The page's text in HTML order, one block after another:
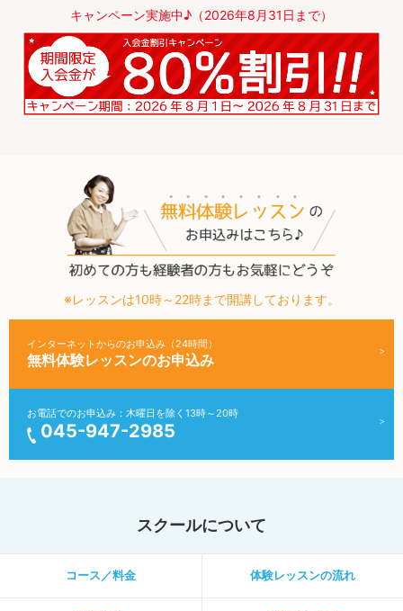
キャンペーン実施中♪（2026年8月31日まで）
※レッスンは10時～22時まで開講しております。
インターネットからのお申込み（24時間）
無料体験レッスンのお申込み
お電話でのお申込み：木曜日を除く13時～20時
045-947-2985
スクールについて
コース／料金 体験レッスンの流れ